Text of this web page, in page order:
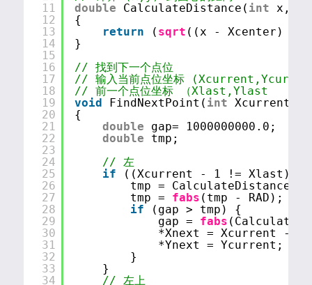
11
12
13
14
15
16
17
18
19
20
21
22
23
24
25
26
27
28
29
30
31
32
33
34
double
CalculateDistance( int x,
{
return
( sqrt ((x - Xcenter) *
}
// 找到下一个点位
// 输入当前点位坐标
// 前一个点位坐标 （Xlast,Ylast
void
FindNextPoint( int Xcurrent,
{
double
gap= 1000000000.0;
double
tmp;
// 左
if
((Xcurrent - 1 != Xlast)
tmp =
tmp = fabs (tmp - RAD);
if
(gap > tmp) {
gap = fabs
*Xnext = Xcurrent - 1;
*Ynext = Ycurrent;
}
}
// 左上